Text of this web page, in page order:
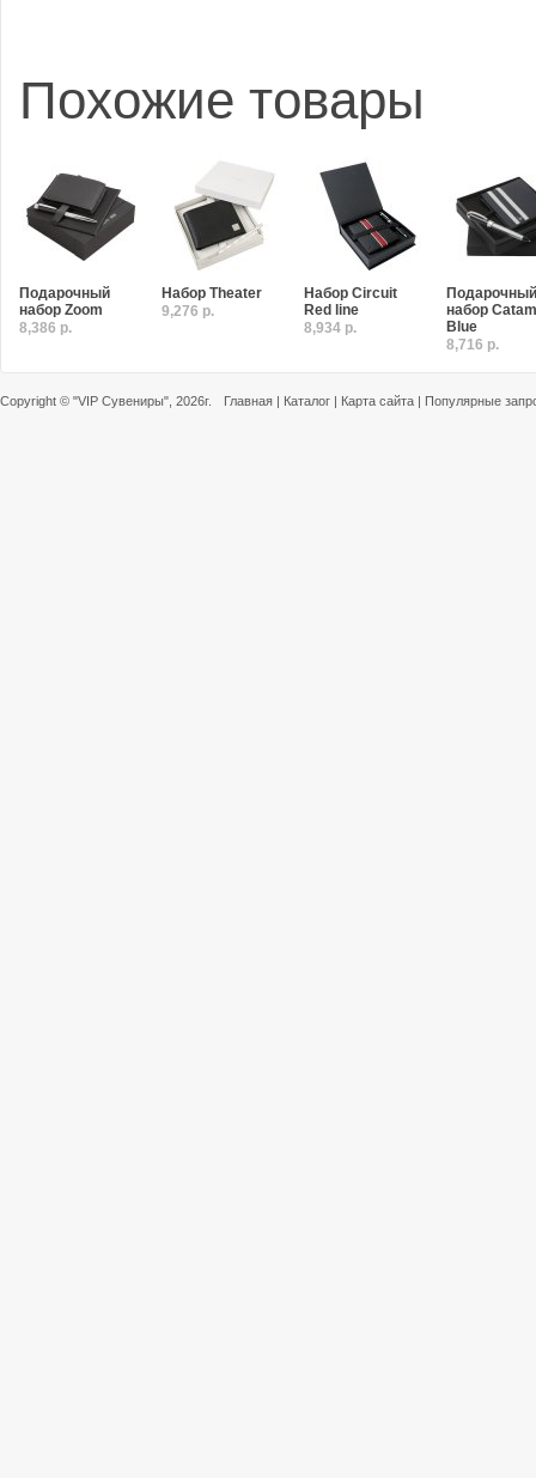
Похожие товары
Подарочный
набор Zoom
8,386 р.
Набор Theater
9,276 р.
Набор Circuit
Red line
8,934 р.
Подарочный
набор
Blue
8,716 р.
Copyright © "VIP Сувениры" , 2026г. Главная | Каталог | Карта сайта | Популярные